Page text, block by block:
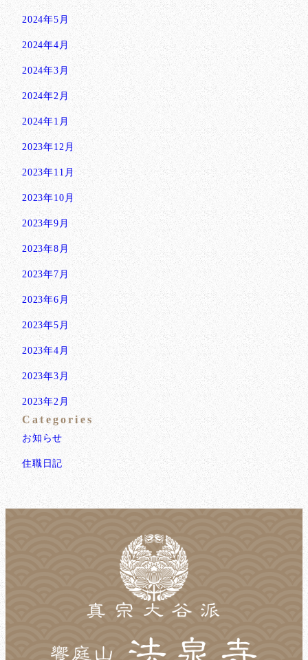
2024年5月
2024年4月
2024年3月
2024年2月
2024年1月
2023年12月
2023年11月
2023年10月
2023年9月
2023年8月
2023年7月
2023年6月
2023年5月
2023年4月
2023年3月
2023年2月
Categories
お知らせ
住職日記